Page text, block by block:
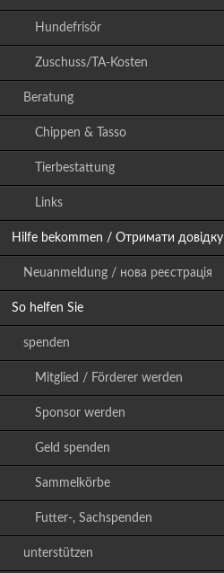
Hundefrisör
Zuschuss/TA-Kosten
Beratung
Chippen & Tasso
Tierbestattung
Links
Hilfe bekommen / Отримати довідку
Neuanmeldung / нова реєстрація
So helfen Sie
spenden
Mitglied / Förderer werden
Sponsor werden
Geld spenden
Sammelkörbe
Futter-, Sachspenden
unterstützen